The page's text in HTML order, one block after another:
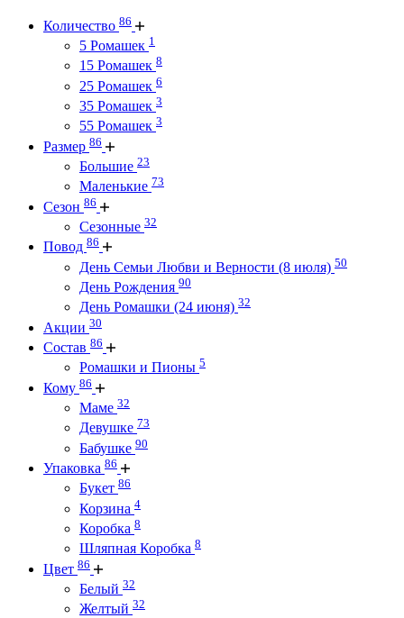
Количество 86
5 Ромашек 1
15 Ромашек 8
25 Ромашек 6
35 Ромашек 3
55 Ромашек 3
Размер 86
Большие 23
Маленькие 73
Сезон 86
Сезонные 32
Повод 86
День Семьи Любви и Верности (8 июля) 50
День Рождения 90
День Ромашки (24 июня) 32
Акции 30
Состав 86
Ромашки и Пионы 5
Кому 86
Маме 32
Девушке 73
Бабушке 90
Упаковка 86
Букет 86
Корзина 4
Коробка 8
Шляпная Коробка 8
Цвет 86
Белый 32
Желтый 32